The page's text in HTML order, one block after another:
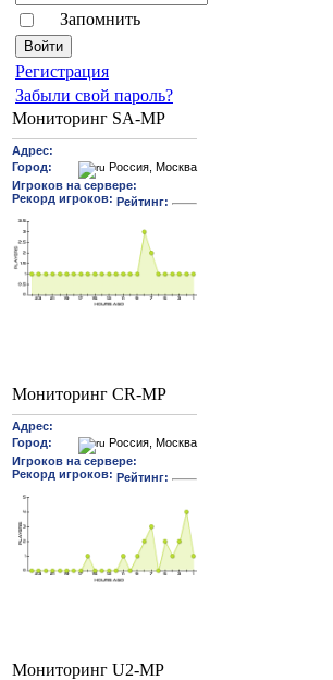
Запомнить
Pегиcтрaция
Забыли свой пароль?
Мониторинг SA-MP
Мониторинг CR-MP
Мониторинг U2-MP